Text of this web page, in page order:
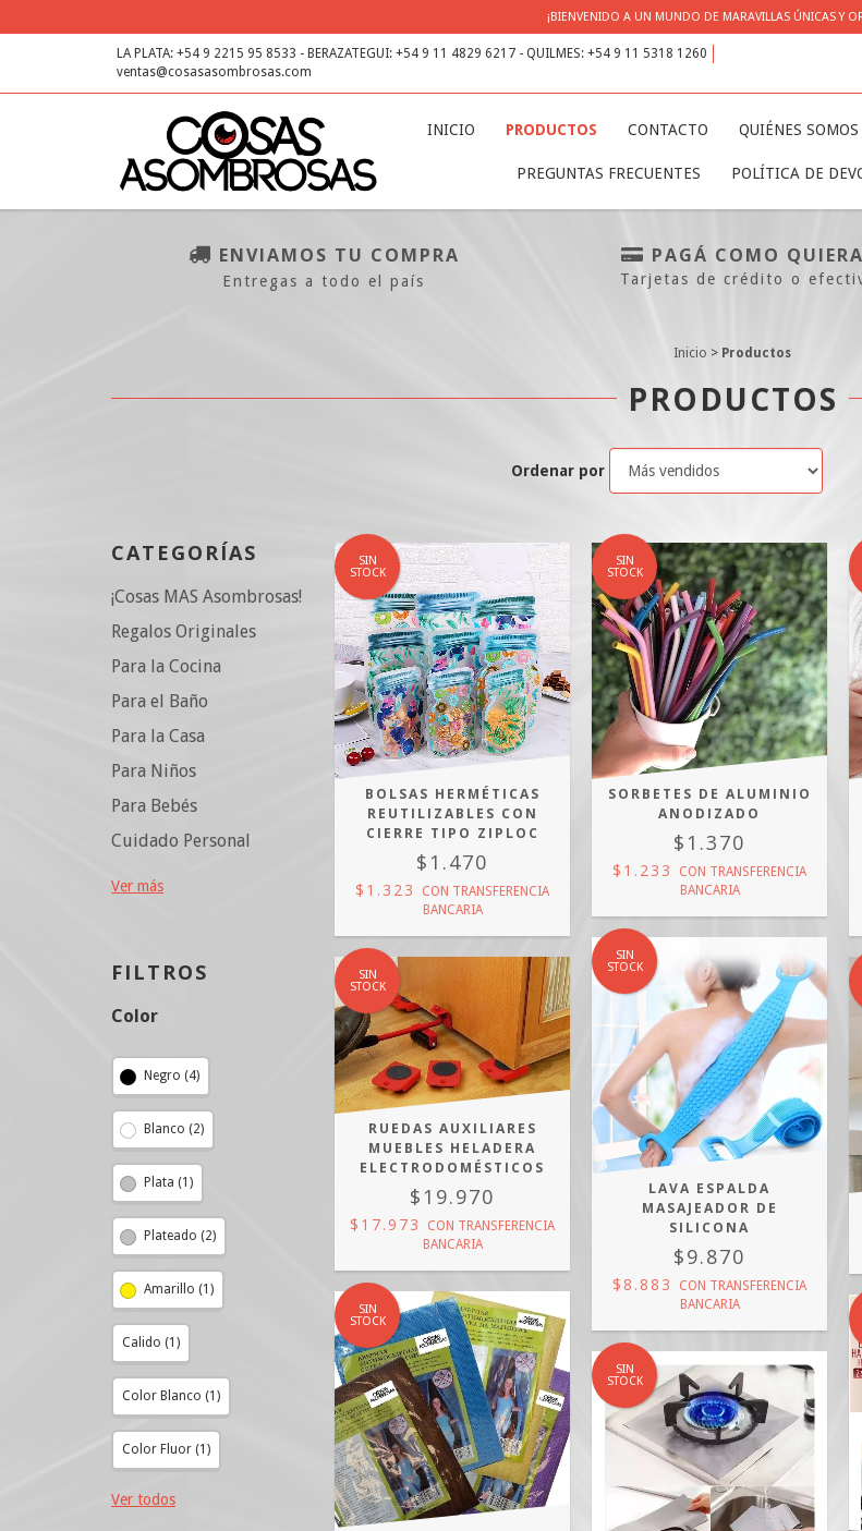
¡BIENVENIDO A UN MUNDO DE MARAVILLAS ÚNICAS Y
LA PLATA: +54 9 2215 95 8533 - BERAZATEGUI: +54 9 11 4829 6217 - QUILMES: +54 9 11 5318 1260
ventas@cosasasombrosas.com
INICIO PRODUCTOS CONTACTO QUIÉNES SOMOS
PREGUNTAS FRECUENTES POLÍTICA DE
ENVIAMOS TU COMPRA
Entregas a todo el país
PAGÁ COMO
Tarjetas de crédito o
Inicio > Productos
PRODUCTOS
Ordenar por
CATEGORÍAS
¡Cosas MAS Asombrosas!
Regalos Originales
Para la Cocina
Para el Baño
Para la Casa
Para Niños
Para Bebés
Cuidado Personal
Ver más
FILTROS
Color
Negro (4)
Blanco (2)
Plata (1)
Plateado (2)
Amarillo (1)
Calido (1)
Color Blanco (1)
Color Fluor (1)
Ver todos
SIN
STOCK
BOLSAS HERMÉTICAS
REUTILIZABLES CON
CIERRE TIPO ZIPLOC
$1.470
$1.323 CON TRANSFERENCIA
BANCARIA
SIN
STOCK
SORBETES DE ALUMINIO
ANODIZADO
$1.370
$1.233 CON TRANSFERENCIA
BANCARIA
SIN
STOCK
RUEDAS AUXILIARES
MUEBLES HELADERA
ELECTRODOMÉSTICOS
$19.970
$17.973 CON TRANSFERENCIA
BANCARIA
SIN
STOCK
LAVA ESPALDA
MASAJEADOR DE
SILICONA
$9.870
$8.883 CON TRANSFERENCIA
BANCARIA
SIN
STOCK
SIN
STOCK